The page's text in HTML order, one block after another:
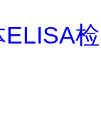
检